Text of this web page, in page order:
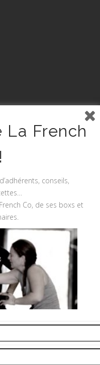
French
conseils,
Co, de ses boxs et